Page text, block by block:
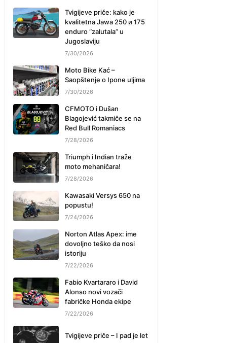
Tvigijeve priče: kako je
kvalitetna Jawa 250 и 175
enduro “zalutala” u
Jugoslaviju
7/30/2026
Moto Bike Kać –
Saopštenje o Ipone uljima
7/30/2026
CFMOTO i Dušan
Blagojević takmiče se na
Red Bull Romaniacs
7/28/2026
Triumph i Indian traže
moto mehaničara!
7/28/2026
Kawasaki Versys 650 na
popustu!
7/24/2026
Norton Atlas Apex: ime
dovoljno teško da nosi
istoriju
7/22/2026
Fabio Kvartararo i David
Alonso novi vozači
fabričke Honda ekipe
7/22/2026
Tvigijeve priče – I pad je let